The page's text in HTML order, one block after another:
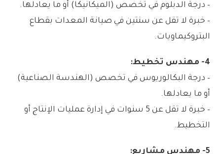
– درجة الدبلوم في تخصص (الميكانيكا) أو ما يعادلها.
– خبرة لا تقل عن سنتين في صيانة المعدات بقطاع
البتروكيماويات.
4- مهندس تخطيط:
– درجة البكالوريوس في تخصص (الهندسة الصناعية)
أو ما يعادلها.
– خبرة لا تقل عن 5 سنوات في إدارة عمليات الإنتاج أو
التخطيط.
5- مهندس مشاريع: